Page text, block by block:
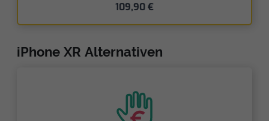
109,90 €
iPhone XR Alternativen